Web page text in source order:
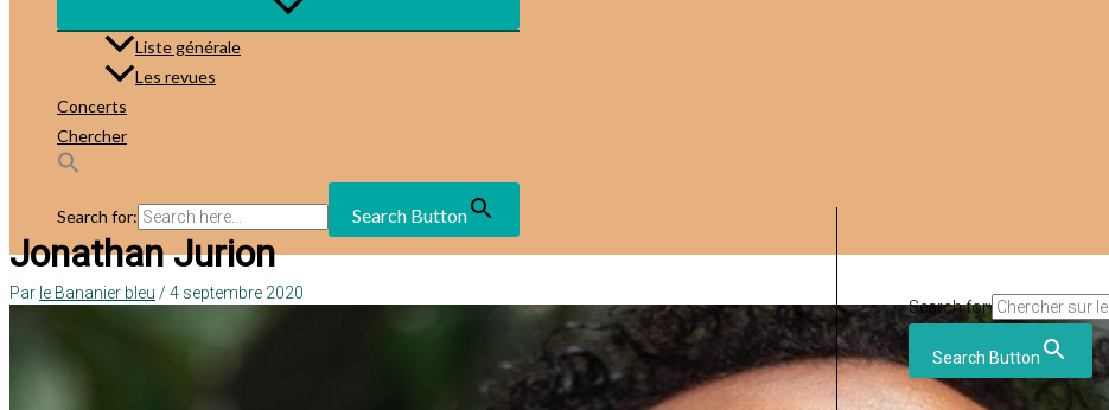
Liste générale
Les revues
Concerts
Chercher
Search for: Search Button
Jonathan Jurion
Par le Bananier bleu / 4 septembre 2020
Search for:
Search Button